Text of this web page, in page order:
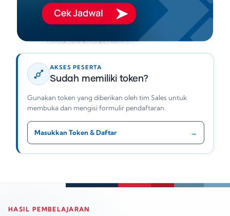
AKSES PESERTA
Sudah memiliki token?
Gunakan token yang diberikan oleh tim Sales untuk
membuka dan mengisi formulir pendaftaran.
Masukkan Token & Daftar →
HASIL PEMBELAJARAN